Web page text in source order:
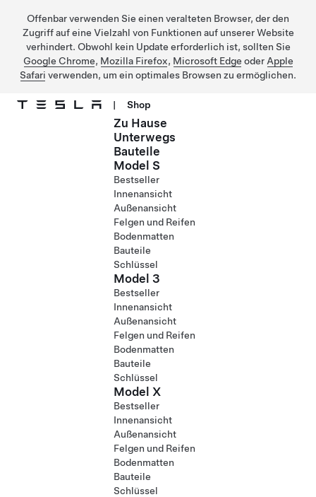
Offenbar verwenden Sie einen veralteten Browser, der den
Zugriff auf eine Vielzahl von Funktionen auf unserer Website
verhindert. Obwohl kein Update erforderlich ist, sollten Sie
Google Chrome, Mozilla Firefox, Microsoft Edge oder Apple
Safari verwenden, um ein optimales Browsen zu ermöglichen.
| Shop
Zu Hause
Unterwegs
Bauteile
Model S
Bestseller
Innenansicht
Außenansicht
Felgen und Reifen
Bodenmatten
Bauteile
Schlüssel
Model 3
Bestseller
Innenansicht
Außenansicht
Felgen und Reifen
Bodenmatten
Bauteile
Schlüssel
Model X
Bestseller
Innenansicht
Außenansicht
Felgen und Reifen
Bodenmatten
Bauteile
Schlüssel